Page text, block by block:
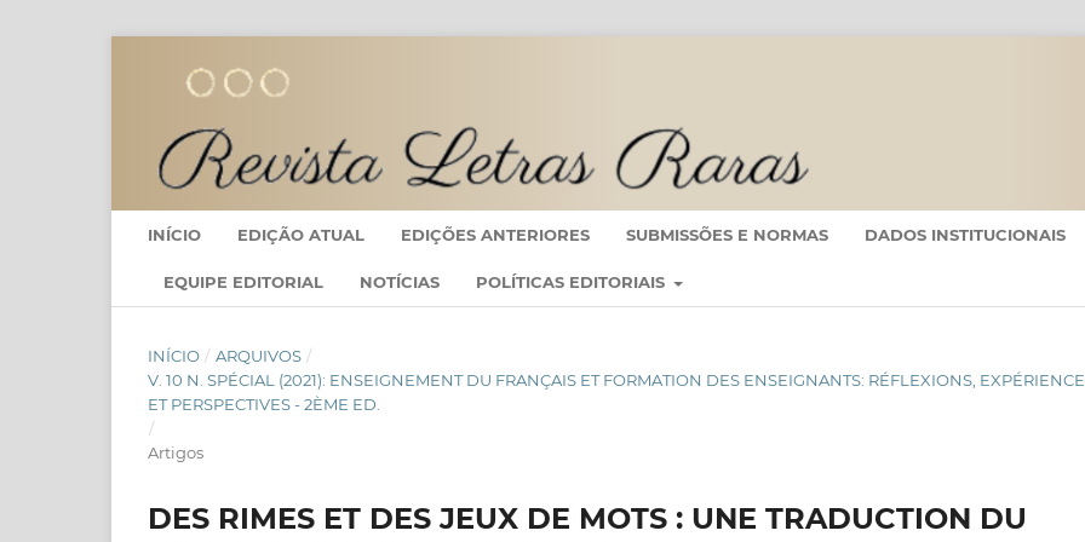
INÍCIO EDIÇÃO ATUAL EDIÇÕES ANTERIORES SUBMISSÕES E NORMAS DADOS INSTITUCIONAIS
EQUIPE EDITORIAL NOTÍCIAS POLÍTICAS EDITORIAIS
INÍCIO / ARQUIVOS /
V. 10 N. SPÉCIAL (2021): ENSEIGNEMENT DU FRANÇAIS ET FORMATION DES ENSEIGNANTS: RÉFLEXIONS,
ET PERSPECTIVES - 2ÈME ED.
/
Artigos
DES RIMES ET DES JEUX DE MOTS : UNE TRADUCTION DU